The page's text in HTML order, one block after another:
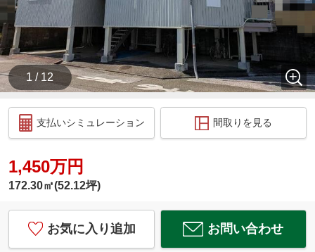
1 / 12
支払いシミュレーション 間取りを見る
1,450万円
172.30㎡(52.12坪)
お気に入り追加 お問い合わせ